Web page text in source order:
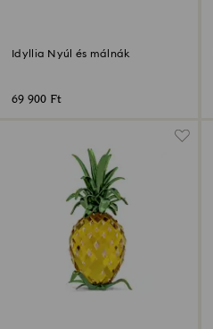
Idyllia Nyúl és málnák
69 900 Ft